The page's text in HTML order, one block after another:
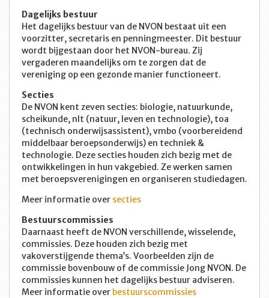
Dagelijks bestuur
Het dagelijks bestuur van de NVON bestaat uit een
voorzitter, secretaris en penningmeester. Dit bestuur
wordt bijgestaan door het NVON-bureau. Zij
vergaderen maandelijks om te zorgen dat de
vereniging op een gezonde manier functioneert.
Secties
De NVON kent zeven secties: biologie, natuurkunde,
scheikunde, nlt (natuur, leven en technologie), toa
(technisch onderwijsassistent), vmbo (voorbereidend
middelbaar beroepsonderwijs) en techniek &
technologie. Deze secties houden zich bezig met de
ontwikkelingen in hun vakgebied. Ze werken samen
met beroepsverenigingen en organiseren studiedagen.
Meer informatie over secties
Bestuurscommissies
Daarnaast heeft de NVON verschillende, wisselende,
commissies. Deze houden zich bezig met
vakoverstijgende thema’s. Voorbeelden zijn de
commissie bovenbouw of de commissie Jong NVON. De
commissies kunnen het dagelijks bestuur adviseren.
Meer informatie over bestuurscommissies